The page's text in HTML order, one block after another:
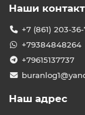
Наши
+7 (861) 203-
+79384848264
+79615137737
Наш адрес